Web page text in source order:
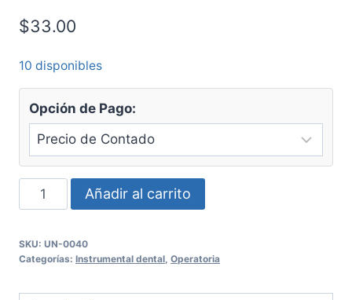
$33.00
10 disponibles
Opción de Pago:
Cloide
Discoide
cantidad
Añadir al carrito
SKU: UN-0040
Categorías: Instrumental dental Operatoria